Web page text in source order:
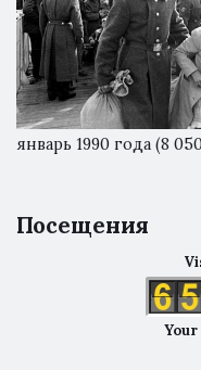
январь 1990 года (8
Посещения
Your